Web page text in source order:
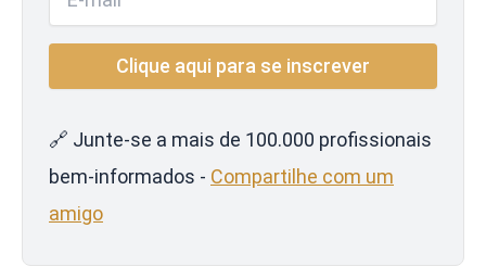
🔗 Junte-se a mais de 100.000 profissionais
bem-informados - Compartilhe com um
amigo